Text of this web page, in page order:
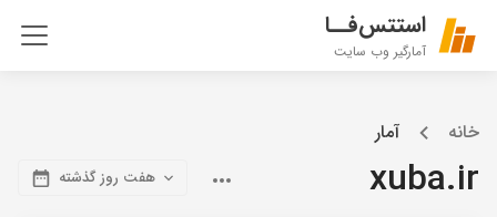
استتس‌فــا
آمارگیر وب سایت
خانه آمار
xuba.ir هفت روز گذشته